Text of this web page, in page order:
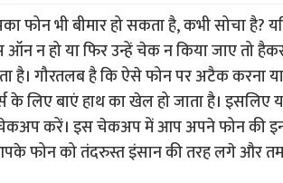
फोन भी बीमार हो सकता है, कभी सोचा है?
ऑन न हो या फिर उन्हें चेक न किया जाए तो
है। गौरतलब है कि ऐसे फोन पर अटैक करना
लिए बाएं हाथ का खेल हो जाता है। इसलिए
करें। इस चेकअप में आप अपने फोन की
फोन को तंदरुस्त इंसान की तरह लगे और